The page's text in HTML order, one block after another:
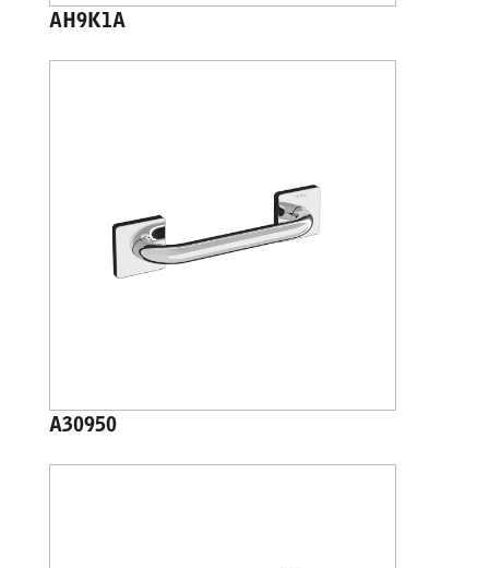
AH9K1A
A30950